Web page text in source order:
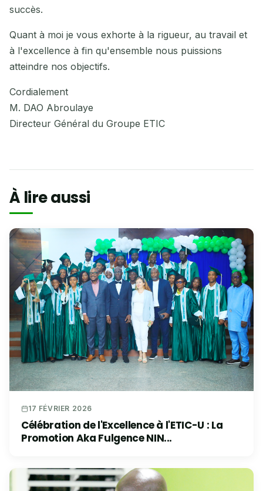
succès.
Quant à moi je vous exhorte à la rigueur, au travail et
à l'excellence à fin qu'ensemble nous puissions
atteindre nos objectifs.
Cordialement
M. DAO Abroulaye
Directeur Général du Groupe ETIC
À lire aussi
17 FÉVRIER 2026
Célébration de l'Excellence à l'ETIC-U : La
Promotion Aka Fulgence NIN...